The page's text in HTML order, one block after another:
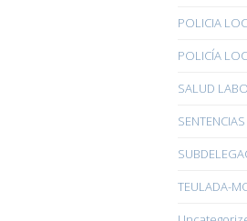
POLICIA
POLICÍA
SALUD
SENTENCIAS
TEULADA-